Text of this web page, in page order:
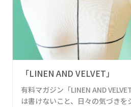
「LINEN AND VELVET」
有料マガジン「LINEN AND
は書けないこと、日々の気づきを